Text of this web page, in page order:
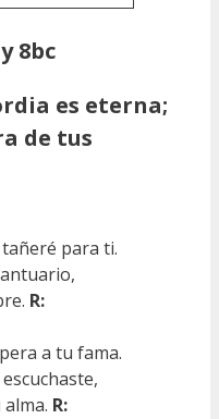
8bc
es eterna;
de tus
para ti.
R:
a tu fama.
R: